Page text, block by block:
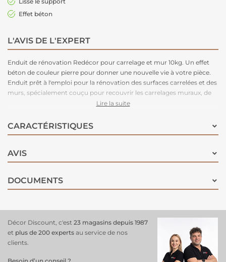
Effet béton
L'AVIS DE L'EXPERT
Enduit de rénovation Redécor pour carrelage et mur 10kg. Un effet
béton de couleur pierre pour donner une nouvelle vie à votre pièce.
Enduit prêt à l'emploi pour la rénovation des surfaces carrelées et des
murs, spécialement couçu pour recouvrir les carrelages muraux, de
cuisines, salle de bains, douches et plans de travail, il adhère
Lire la suite
CARACTÉRISTIQUES
AVIS
DOCUMENTS
Décor Discount, c'est 23 magasins depuis 1987
et plus de 200 experts au service de nos
clients.